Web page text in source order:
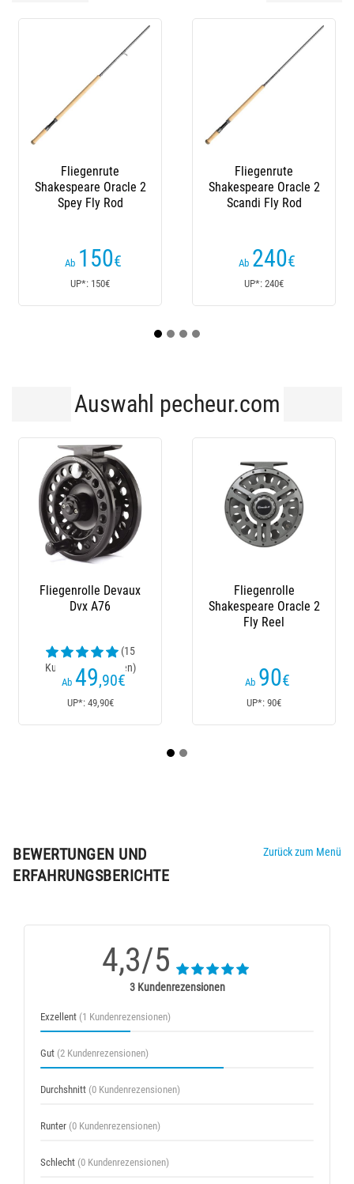
Fliegenrute
Shakespeare Oracle 2
Scandi Fly Rod
Ab 240€
UP*: 240€
Fliegenrute
Shakespeare Oracle 2
River Fly Rod
95€
UP*: 95€
Auswahl pecheur.com
Fliegenrolle
Shakespeare Oracle 2
Ab 90€
UP*: 90€
Fliegenrolle
Shakespeare Freeflow
Centrepin Reel
95€
UP*: 95€
BEWERTUNGEN UND
ERFAHRUNGSBERICHTE
Zurück zum Menü
4,3/5
3 Kundenrezensionen
Exzellent (1 Kundenrezensionen)
Gut (2 Kundenrezensionen)
Durchshnitt (0 Kundenrezensionen)
Runter (0 Kundenrezensionen)
Schlecht (0 Kundenrezensionen)